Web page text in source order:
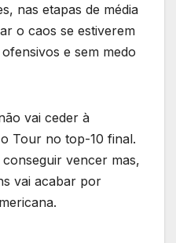
nas etapas de média
o caos se estiverem
e sem medo
vai ceder à
Tour no top-10 final.
vencer mas,
vai acabar por